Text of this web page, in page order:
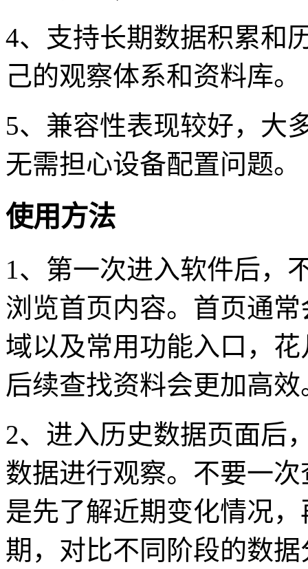
4、支持长期数据积累和
己的观察体系和资料库。
5、兼容性表现较好，大
无需担心设备配置问题。
使用方法
1、第一次进入软件后，
浏览首页内容。首页通
域以及常用功能入口，
后续查找资料会更加高效
2、进入历史数据页面后
数据进行观察。不要一
是先了解近期变化情况
期，对比不同阶段的数